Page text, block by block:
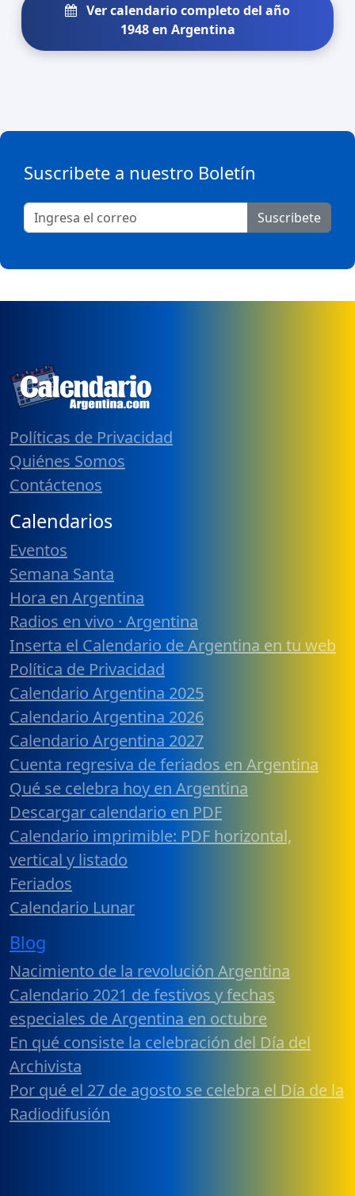
Ver calendario completo del año
1948 en Argentina
Suscribete a nuestro Boletín
Suscribete
Políticas de Privacidad
Quiénes Somos
Contáctenos
Calendarios
Eventos
Semana Santa
Hora en Argentina
Radios en vivo · Argentina
Inserta el Calendario de Argentina en tu web
Política de Privacidad
Calendario Argentina 2025
Calendario Argentina 2026
Calendario Argentina 2027
Cuenta regresiva de feriados en Argentina
Qué se celebra hoy en Argentina
Descargar calendario en PDF
Calendario imprimible: PDF horizontal,
vertical y listado
Feriados
Calendario Lunar
Blog
Nacimiento de la revolución Argentina
Calendario 2021 de festivos y fechas
especiales de Argentina en octubre
En qué consiste la celebración del Día del
Archivista
Por qué el 27 de agosto se celebra el Día de la
Radiodifusión